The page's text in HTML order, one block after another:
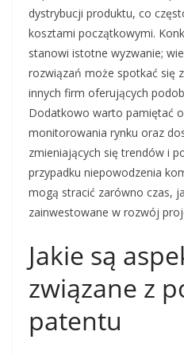
dystrybucji produktu, co
kosztami początkowymi.
stanowi istotne wyzwanie;
rozwiązań może spotkać się
innych firm oferujących
Dodatkowo warto pamiętać
monitorowania rynku oraz
zmieniających się trendów i
przypadku niepowodzenia
mogą stracić zarówno czas,
zainwestowane w rozwój
Jakie są
związane z
patentu